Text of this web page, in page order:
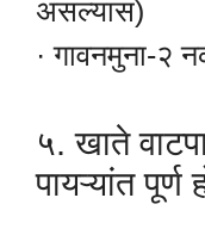
असल्यास)
· गावनमुना-२
५. खाते
पायऱ्यांत पूर्ण